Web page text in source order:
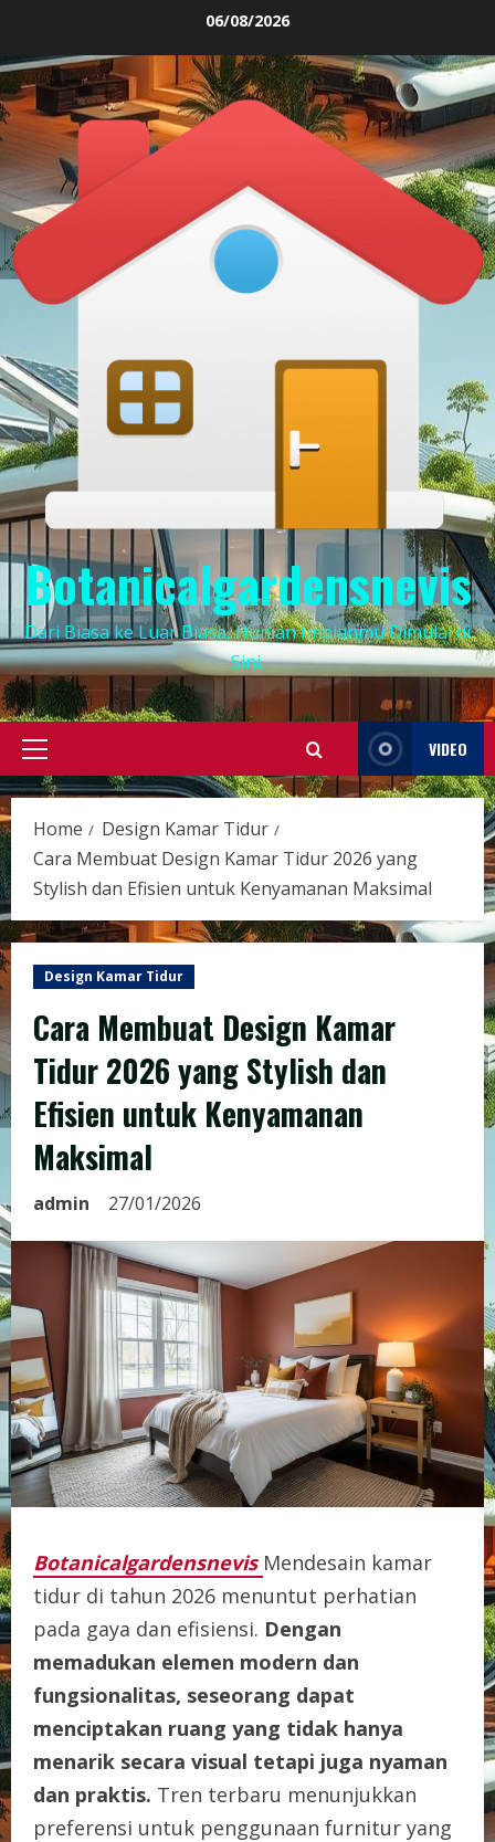
content
06/08/2026
Botanicalgardensnevis
Dari Biasa ke Luar Biasa, Hunian Impianmu Dimulai di
Sini.
Primary
Menu
VIDEO
Home
Design Kamar Tidur
Cara Membuat Design Kamar Tidur 2026 yang
Stylish dan Efisien untuk Kenyamanan Maksimal
Design Kamar Tidur
Cara Membuat Design Kamar
Tidur 2026 yang Stylish dan
Efisien untuk Kenyamanan
Maksimal
admin 27/01/2026
Botanicalgardensnevis Mendesain kamar
tidur di tahun 2026 menuntut perhatian
pada gaya dan efisiensi. Dengan
memadukan elemen modern dan
fungsionalitas, seseorang dapat
menciptakan ruang yang tidak hanya
menarik secara visual tetapi juga nyaman
dan praktis. Tren terbaru menunjukkan
preferensi untuk penggunaan furnitur yang